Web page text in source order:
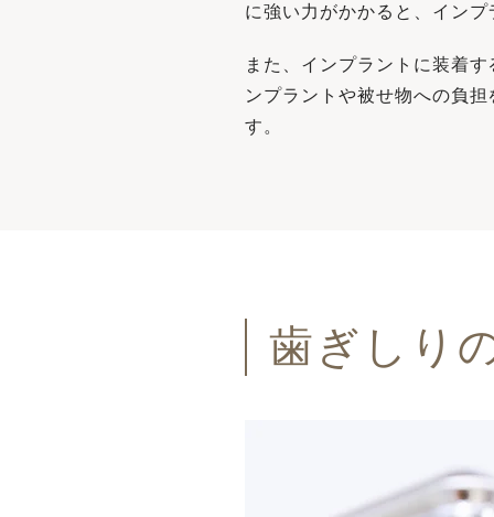
に強い⼒がかかると、イン
また、インプラントに装着
ンプラントや被せ物への負
す。
⻭ぎしり